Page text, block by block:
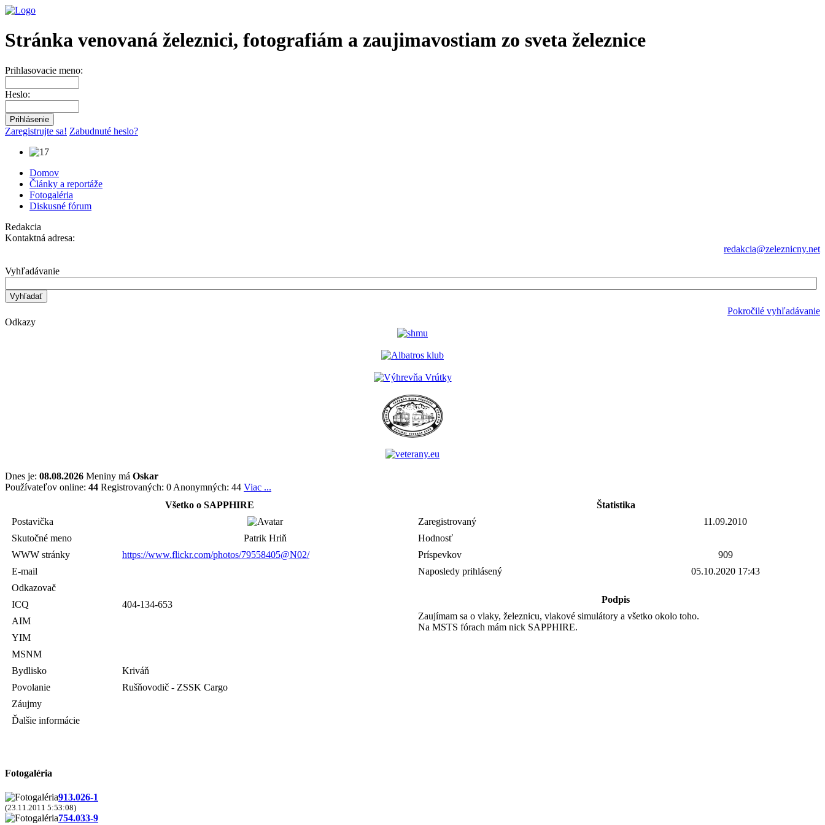
Stránka venovaná železnici, fotografiám a zaujimavostiam zo sveta železnice
Prihlasovacie meno:
Heslo:
Zaregistrujte sa! Zabudnuté heslo?
Domov
Články a reportáže
Fotogaléria
Diskusné fórum
Redakcia
Kontaktná adresa:
redakcia@zeleznicny.net
Vyhľadávanie
Pokročilé vyhľadávanie
Odkazy
Dnes je: 08.08.2026 Meniny má Oskar
Používateľov online: 44 Registrovaných: 0 Anonymných: 44 Viac ...
Všetko o SAPPHIRE
Postavička
Skutočné meno
Patrik Hriň
WWW stránky
https://www.flickr.com/photos/79558405@N02/
E-mail
Odkazovač
ICQ
404-134-653
AIM
YIM
MSNM
Bydlisko
Kriváň
Povolanie
Rušňovodič - ZSSK Cargo
Záujmy
Ďalšie informácie
Štatistika
Zaregistrovaný
11.09.2010
Hodnosť
Príspevkov
909
Naposledy prihlásený
05.10.2020 17:43
Podpis
Zaujímam sa o vlaky, železnicu, vlakové simulátory a všetko okolo toho.
Na MSTS fórach mám nick SAPPHIRE.
Fotogaléria
913.026-1
(23.11.2011 5:53:08)
754.033-9